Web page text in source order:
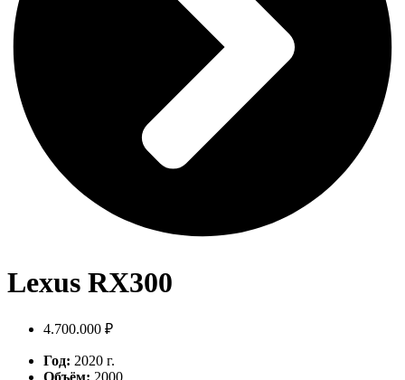
Lexus RX300
4.700.000 ₽
Год: 2020 г.